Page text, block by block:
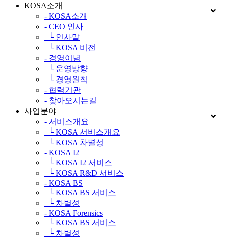
KOSA소개
- KOSA소개
- CEO 인사
└ 인사말
└ KOSA 비전
- 경영이념
└ 운영방향
└ 경영원칙
- 협력기관
- 찾아오시는길
사업분야
- 서비스개요
└ KOSA 서비스개요
└ KOSA 차별성
- KOSA I2
└ KOSA I2 서비스
└ KOSA R&D 서비스
- KOSA BS
└ KOSA BS 서비스
└ 차별성
- KOSA Forensics
└ KOSA BS 서비스
└ 차별성